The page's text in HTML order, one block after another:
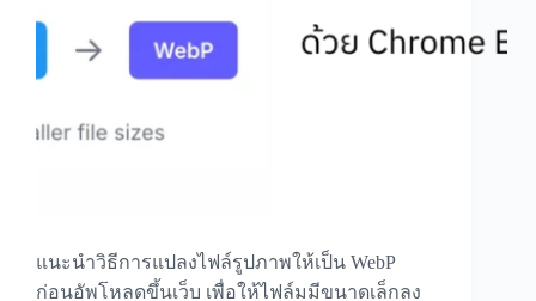
แนะนำวิธีการแปลงไฟล์รูปภาพให้เป็น WebP
ก่อนอัพโหลดขึ้นเว็บ เพื่อให้ไฟล์มมีขนาดเล็กลง